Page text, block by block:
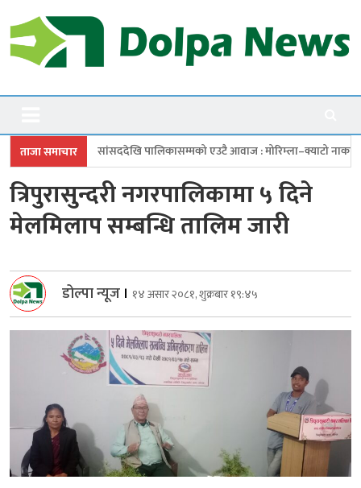
to
content
Dolpanews
ताजा समाचार
पालिकासम्मको एउटै आवाज : मोरिम्ला–क्याटो नाका तत्काल खोल चारबुँदे
त्रिपुरासुन्दरी नगरपालिकामा ५ दिने
मेलमिलाप सम्बन्धि तालिम जारी
डोल्पा न्यूज । १४ असार २०८१, शुक्रबार १९:४५